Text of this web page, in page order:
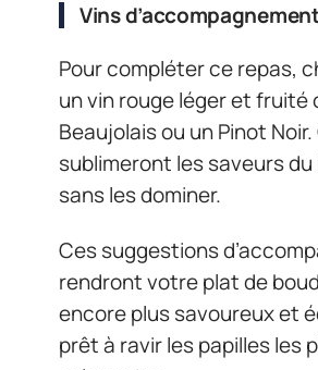
Vins
Pour compléter ce repas,
un vin rouge léger et fruité
Beaujolais ou un Pinot
sublimeront les saveurs
sans les dominer.
Ces suggestions
rendront votre plat de
encore plus savoureux et
prêt à ravir les papilles les